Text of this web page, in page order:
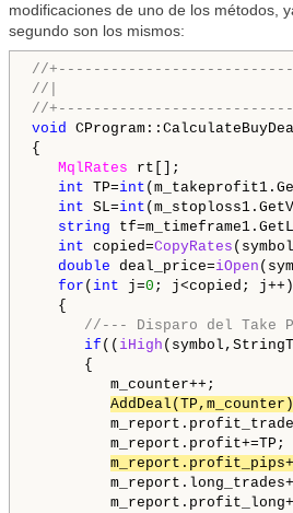
modificaciones de uno de los métodos,
segundo son los mismos:
//
//|
//
void
{
MqlRates rt[];
int TP=int
int SL=int
string
int copied=CopyRates
double deal_price=iOpen
for ( int j=0 ; j<copied; j++)
{
//--- Disparo del Take
if (( iHigh
{
m_counter++;
m_report.profit+=TP;